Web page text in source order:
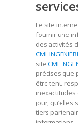
Le site
fournir une
des activités
CML
site CML
précises que
être tenu
inexactitudes
jour, qu’elles
tiers